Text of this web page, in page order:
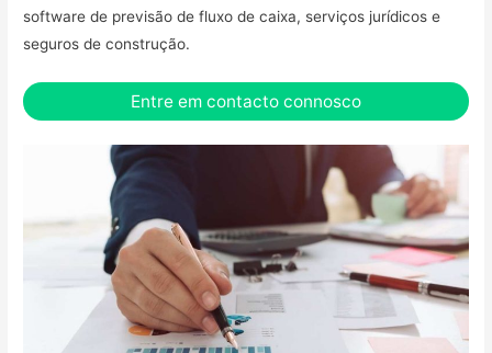
software de previsão de fluxo de caixa, serviços jurídicos e
seguros de construção.
Entre em contacto connosco